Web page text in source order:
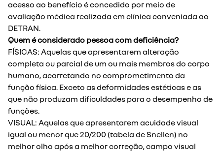
acesso ao benefício é concedido por meio de
avaliação médica realizada em clínica conveniada ao
DETRAN.
Quem é considerado pessoa com deficiência?
FÍSICAS: Aquelas que apresentarem alteração
completa ou parcial de um ou mais membros do corpo
humano, acarretando no comprometimento da
função física. Exceto as deformidades estéticas e as
que não produzam dificuldades para o desempenho de
funções.
VISUAL: Aquelas que apresentarem acuidade visual
igual ou menor que 20/200 (tabela de Snellen) no
melhor olho após a melhor correção, campo visual